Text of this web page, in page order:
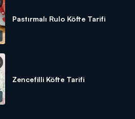
Pastırmalı Rulo Köfte Tarifi
Zencefilli Köfte Tarifi